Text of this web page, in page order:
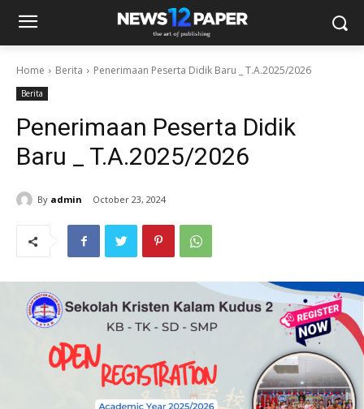
Home Berita Penerimaan Peserta Didik Baru _ T.A.2025/2026
Berita
Penerimaan Peserta Didik
Baru _ T.A.2025/2026
By admin October 23, 2024